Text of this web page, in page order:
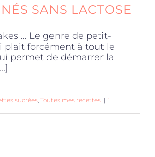
SANS LACTOSE
... Le genre de petit-
plait forcément à tout le
permet de démarrer la
sucrées Toutes mes recettes | 1